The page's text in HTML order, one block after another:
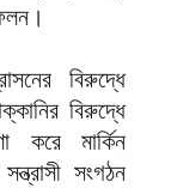
বিরুদ্ধে
বিরুদ্ধে
করে মার্কিন
সংগঠন